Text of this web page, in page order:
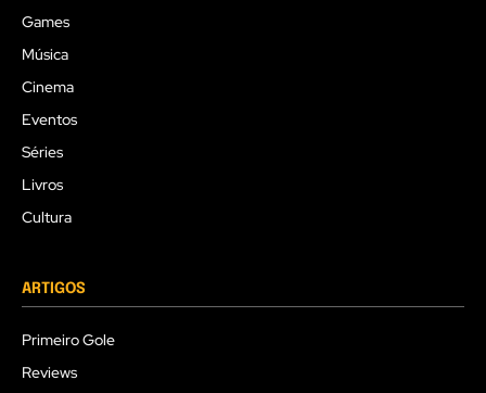
Games
Música
Cinema
Eventos
Séries
Livros
Cultura
ARTIGOS
Primeiro Gole
Reviews